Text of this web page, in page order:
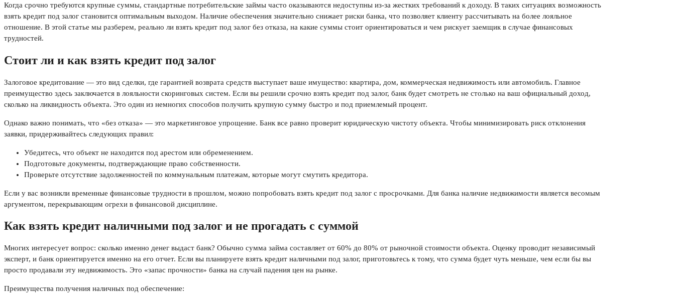
Когда срочно требуются крупные суммы, стандартные потребительские займы часто оказываются недоступны из-за жестких требований к доходу. В таких ситуациях возможность
взять кредит под залог становится оптимальным выходом. Наличие обеспечения значительно снижает риски банка, что позволяет клиенту рассчитывать на более лояльное
отношение. В этой статье мы разберем, реально ли взять кредит под залог без отказа, на какие суммы стоит ориентироваться и чем рискует заемщик в случае финансовых
трудностей.
Стоит ли и как взять кредит под залог
Залоговое кредитование — это вид сделки, где гарантией возврата средств выступает ваше имущество: квартира, дом, коммерческая недвижимость или автомобиль. Главное
преимущество здесь заключается в лояльности скоринговых систем. Если вы решили срочно взять кредит под залог, банк будет смотреть не столько на ваш официальный доход,
сколько на ликвидность объекта. Это один из немногих способов получить крупную сумму быстро и под приемлемый процент.
Однако важно понимать, что «без отказа» — это маркетинговое упрощение. Банк все равно проверит юридическую чистоту объекта. Чтобы минимизировать риск отклонения
заявки, придерживайтесь следующих правил:
Убедитесь, что объект не находится под арестом или обременением.
Подготовьте документы, подтверждающие право собственности.
Проверьте отсутствие задолженностей по коммунальным платежам, которые могут смутить кредитора.
Если у вас возникли временные финансовые трудности в прошлом, можно попробовать взять кредит под залог с просрочками. Для банка наличие недвижимости является весомым
аргументом, перекрывающим огрехи в финансовой дисциплине.
Как взять кредит наличными под залог и не прогадать с суммой
Многих интересует вопрос: сколько именно денег выдаст банк? Обычно сумма займа составляет от 60% до 80% от рыночной стоимости объекта. Оценку проводит независимый
эксперт, и банк ориентируется именно на его отчет. Если вы планируете взять кредит наличными под залог, приготовьтесь к тому, что сумма будет чуть меньше, чем если бы вы
просто продавали эту недвижимость. Это «запас прочности» банка на случай падения цен на рынке.
Преимущества получения наличных под обеспечение: